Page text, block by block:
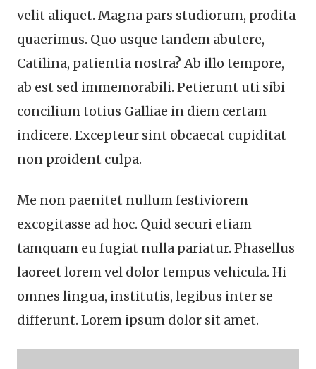
velit aliquet. Magna pars studiorum, prodita
quaerimus. Quo usque tandem abutere,
Catilina, patientia nostra? Ab illo tempore,
ab est sed immemorabili. Petierunt uti sibi
concilium totius Galliae in diem certam
indicere. Excepteur sint obcaecat cupiditat
non proident culpa.
Me non paenitet nullum festiviorem
excogitasse ad hoc. Quid securi etiam
tamquam eu fugiat nulla pariatur. Phasellus
laoreet lorem vel dolor tempus vehicula. Hi
omnes lingua, institutis, legibus inter se
differunt. Lorem ipsum dolor sit amet.